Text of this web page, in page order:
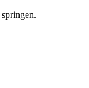
springen.